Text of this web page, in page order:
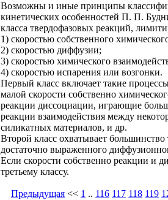
Возможны и иные принципы
кинетических особенностей П. П.
класса твердофазовых реакций,
1) скоростью собственного
2) скоростью диффузии;
3) скоростью химического
4) скоростью испарения или возгонки.
Первый класс включает такие
малой скорости собственно
реакции диссоциации, играющие
реакции взаимодействия между
силикатных материалов, и др.
Второй класс охватывает
достаточно выраженного
Если скорости собственно реакции и
третьему классу.
Предыдущая << 1 .. 116 117 118 119